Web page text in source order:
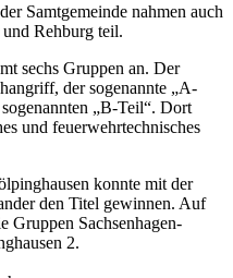
Samtgemeinde nahmen auch
Rehburg teil.
sechs Gruppen an. Der
der sogenannte „A-
„B-Teil“. Dort
und feuerwehrtechnisches
konnte mit der
den Titel gewinnen. Auf
Gruppen Sachsenhagen-
2.